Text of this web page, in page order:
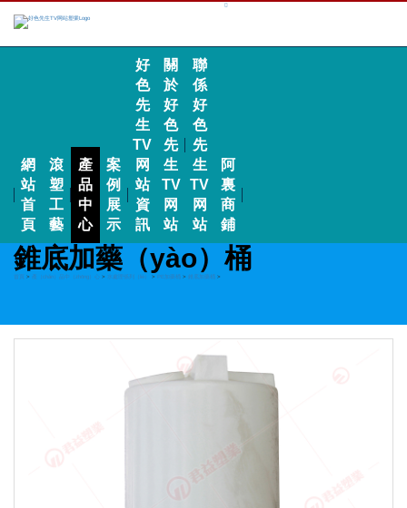
網
站
首
頁
滾
塑
工
藝
產
品
中
心
案
例
展
示
好
色
先
生
TV
网
站
資
訊
關
於
好
色
先
生
TV
网
站
聯
係
好
色
先
生
TV
网
站
阿
裏
商
鋪
錐底加藥（yào）桶
首頁 > 產（chǎn）品中（zhōng）心 > 水處理係列（liè） > PE加藥桶 > 錐底加藥桶 >